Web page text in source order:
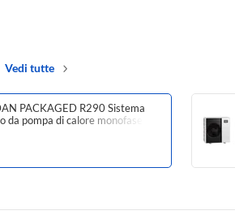
Vedi tutte
PACKAGED R290 Sistema
da pompa di calore monofase
con HYDROBOX PUZ-
VM2E